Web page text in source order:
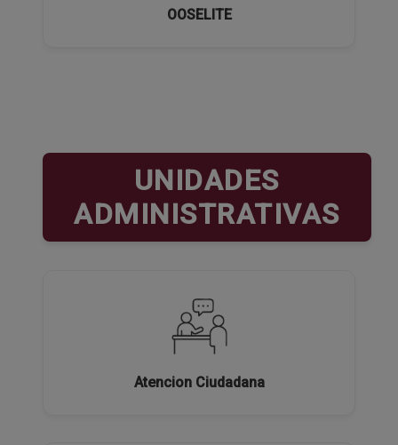
OOSELITE
UNIDADES
ADMINISTRATIVAS
Atencion Ciudadana